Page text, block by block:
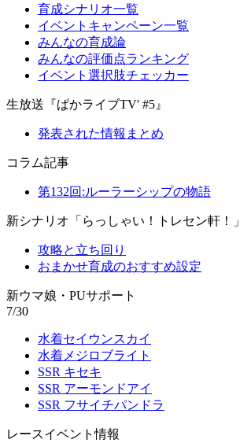
育成シナリオ一覧
イベントキャンペーン一覧
みんなの育成論
みんなの評価点ランキング
イベント選択肢チェッカー
生放送『ぱかライブTV' #5』
発表された情報まとめ
コラム記事
第132回:ルーラーシップの物語
新シナリオ「らっしゃい！トレセン軒！」
攻略と立ち回り
おまかせ育成のおすすめ設定
新ウマ娘・PUサポート
7/30
水着セイウンスカイ
水着メジロブライト
SSR キセキ
SSR アーモンドアイ
SSR フサイチパンドラ
レースイベント情報